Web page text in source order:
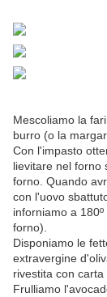
Mescoliamo la
burro (o la
Con l'impasto
lievitare nel forno
forno. Quando
con l'uovo
inforniamo a
forno).
Disponiamo le
extravergine
rivestita con
Frulliamo